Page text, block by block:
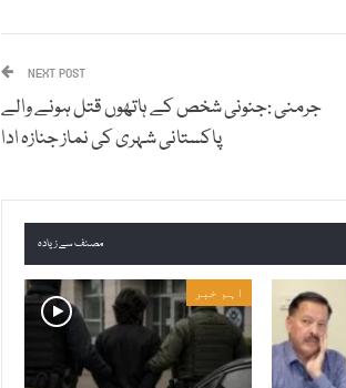
NEXT POST
جرمنی :جنونی شخص کے ہاتھوں قتل ہونے والے
پاکستانی شہری کی نماز جنازہ ادا
مصنف سے زیادہ
اہم خبر